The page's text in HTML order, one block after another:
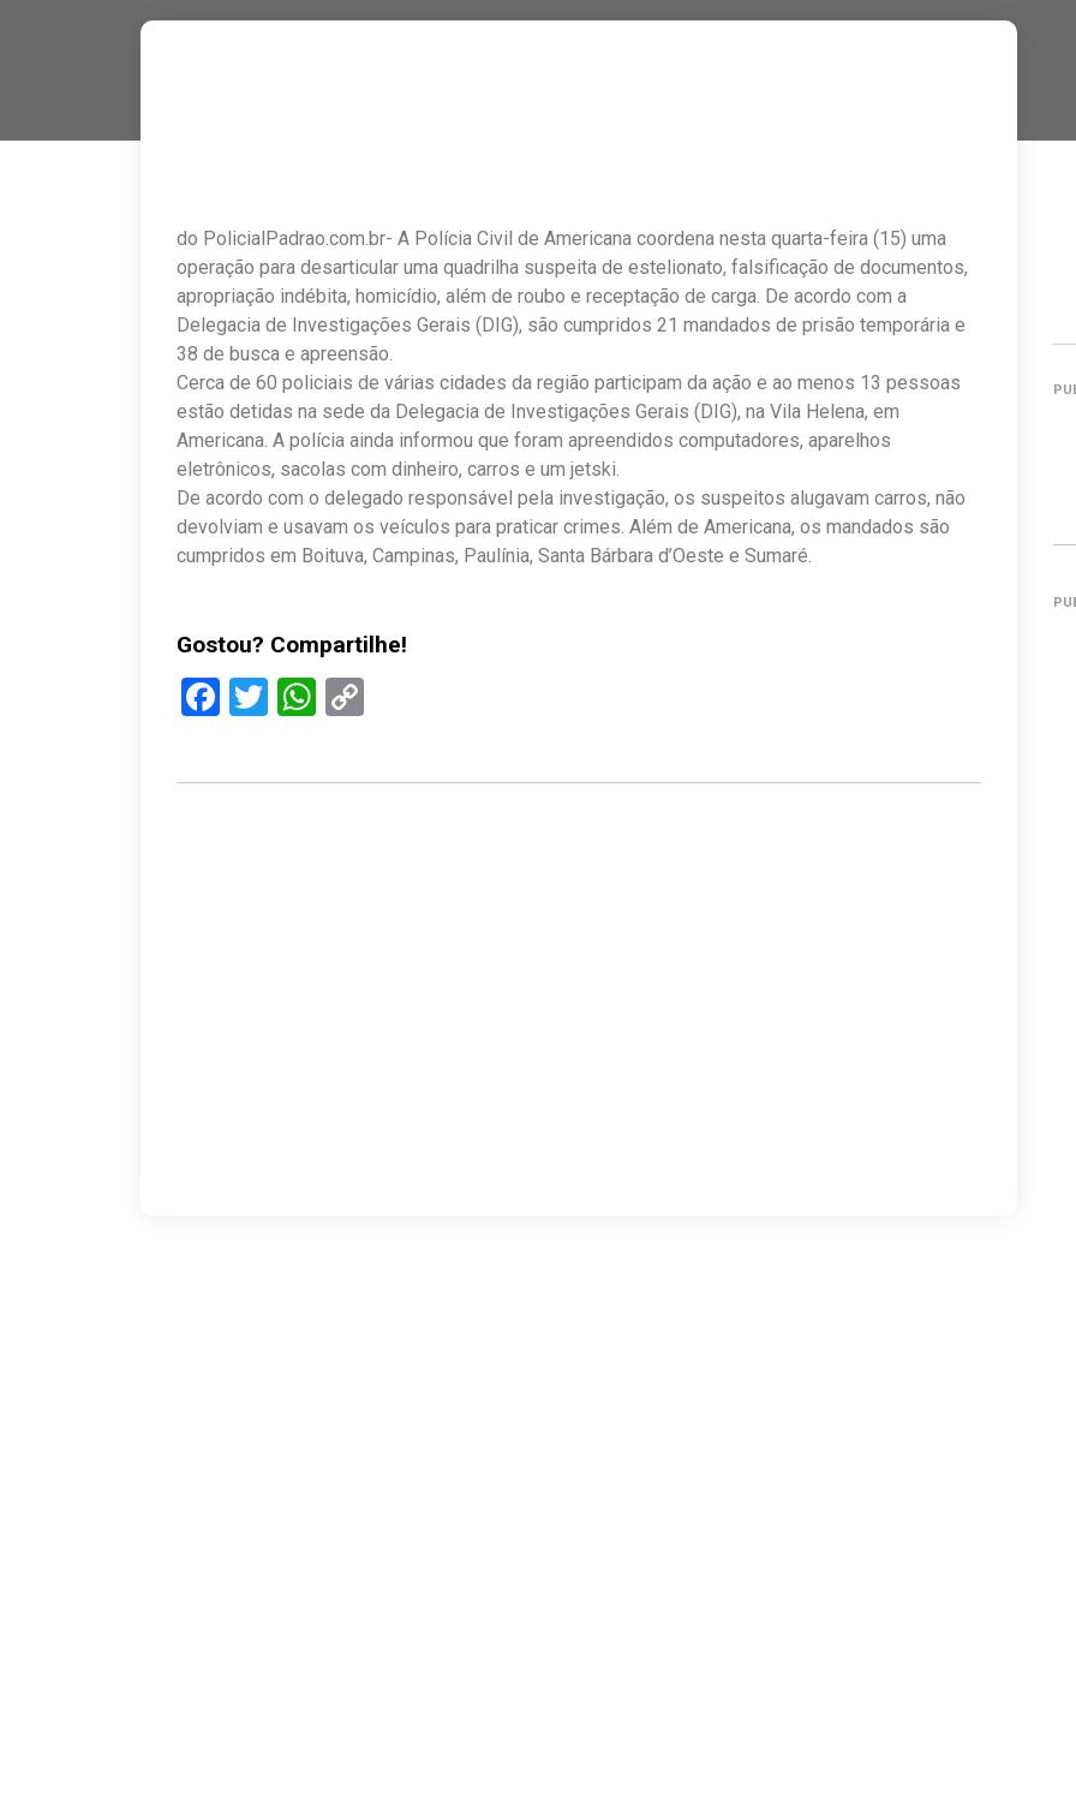
do PolicialPadrao.com.br- A Polícia Civil de Americana coordena nesta quarta-feira (15) uma
operação para desarticular uma quadrilha suspeita de estelionato, falsificação de documentos,
apropriação indébita, homicídio, além de roubo e receptação de carga. De acordo com a
Delegacia de Investigações Gerais (DIG), são cumpridos 21 mandados de prisão temporária e
38 de busca e apreensão.
Cerca de 60 policiais de várias cidades da região participam da ação e ao menos 13 pessoas
estão detidas na sede da Delegacia de Investigações Gerais (DIG), na Vila Helena, em
Americana. A polícia ainda informou que foram apreendidos computadores, aparelhos
eletrônicos, sacolas com dinheiro, carros e um jetski.
De acordo com o delegado responsável pela investigação, os suspeitos alugavam carros, não
devolviam e usavam os veículos para praticar crimes. Além de Americana, os mandados são
cumpridos em Boituva, Campinas, Paulínia, Santa Bárbara d’Oeste e Sumaré.
Gostou? Compartilhe!
Facebook
TwitterWhatsApp